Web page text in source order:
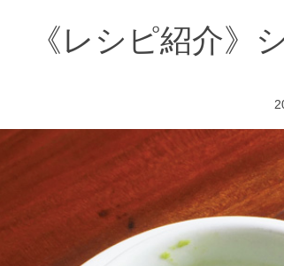
《レシピ紹介》